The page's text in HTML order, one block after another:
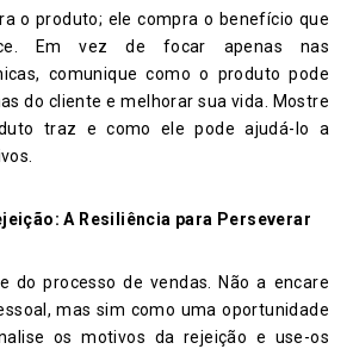
o produto; ele compra o benefício que
Em vez de focar apenas nas
comunique como o produto pode
do cliente e melhorar sua vida. Mostre
traz e como ele pode ajudá-lo a
A Resiliência para Perseverar
do processo de vendas. Não a encare
mas sim como uma oportunidade
os motivos da rejeição e use-os